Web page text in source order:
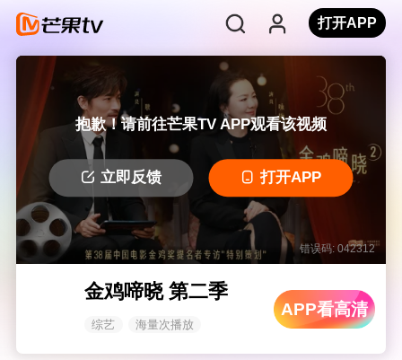
打开APP
抱歉！请前往芒果TV APP观看该视频
立即反馈 打开APP
错误码: 042312
金鸡啼晓 第二季
综艺 海量次播放
APP看高清